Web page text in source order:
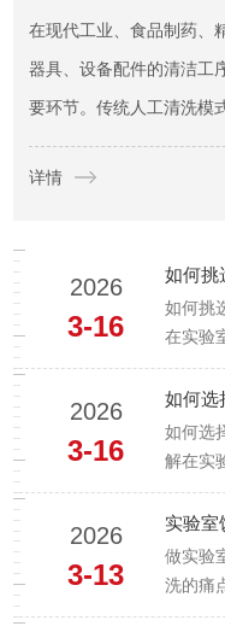
在现代工业、食品制药、
器具、设备配件的清洁工
要环节。传统人工清洗模
高、清洁标准不统一等诸
准化、集成化的设计优势
详情
2026
3-16
如何挑
在实验
是一项
器皿清
验结果
高品质
2026
3-16
如何选
解在实
和干燥
实验效
的洗瓶
室需求
2026
3-13
做实验
洗的痛
洗不到